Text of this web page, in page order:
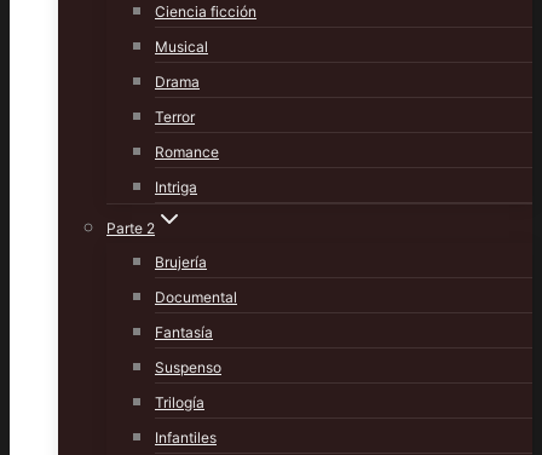
Ciencia ficción
Musical
Drama
Terror
Romance
Intriga
Parte 2
Brujería
Documental
Fantasía
Suspenso
Trilogía
Infantiles